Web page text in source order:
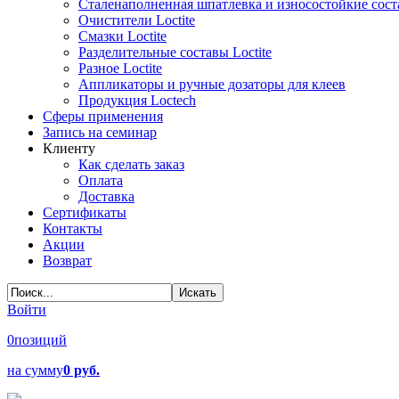
Сталенаполненная шпатлевка и износостойкие
Очистители Loctite
Смазки Loctite
Разделительные составы Loctite
Разное Loctite
Аппликаторы и ручные дозаторы для клеев
Продукция Loctech
Сферы применения
Запись на семинар
Клиенту
Как сделать заказ
Оплата
Доставка
Сертификаты
Контакты
Акции
Возврат
Войти
0позиций
на сумму0 руб.